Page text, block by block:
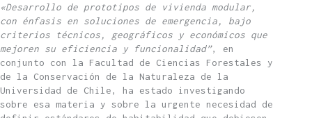
«Desarrollo de prototipos de vivienda modular,
con énfasis en soluciones de emergencia, bajo
criterios técnicos, geográficos y económicos que
mejoren su eficiencia y funcionalidad”, en
conjunto con la Facultad de Ciencias Forestales y
de la Conservación de la Naturaleza de la
Universidad de Chile, ha estado investigando
sobre esa materia y sobre la urgente necesidad de